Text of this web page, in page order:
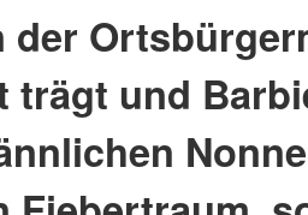
der
trägt und